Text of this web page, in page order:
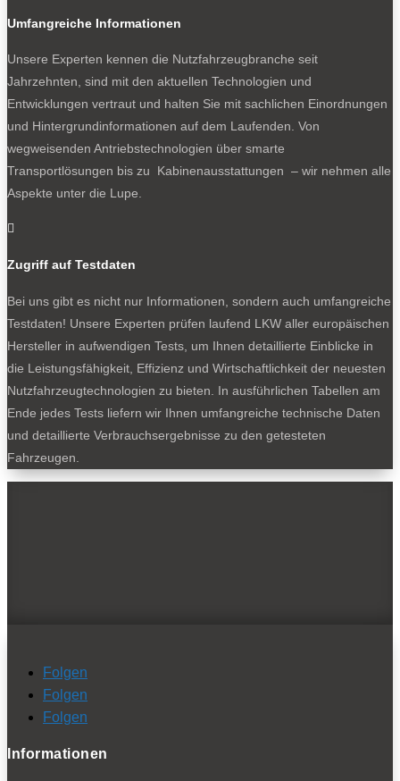
Umfangreiche Informationen
Unsere Experten kennen die Nutzfahrzeugbranche seit
Jahrzehnten, sind mit den aktuellen Technologien und
Entwicklungen vertraut und halten Sie mit sachlichen Einordnungen
und Hintergrundinformationen auf dem Laufenden. Von
wegweisenden Antriebstechnologien über smarte
Transportlösungen bis zu Kabinenausstattungen – wir nehmen alle
Aspekte unter die Lupe.

Zugriff auf Testdaten
Bei uns gibt es nicht nur Informationen, sondern auch umfangreiche
Testdaten! Unsere Experten prüfen laufend LKW aller europäischen
Hersteller in aufwendigen Tests, um Ihnen detaillierte Einblicke in
die Leistungsfähigkeit, Effizienz und Wirtschaftlichkeit der neuesten
Nutzfahrzeugtechnologien zu bieten. In ausführlichen Tabellen am
Ende jedes Tests liefern wir Ihnen umfangreiche technische Daten
und detaillierte Verbrauchsergebnisse zu den getesteten
Fahrzeugen.
Folgen
Folgen
Folgen
Informationen